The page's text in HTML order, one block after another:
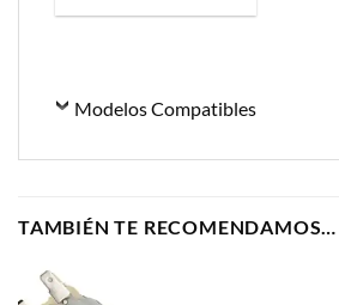
Modelos Compatibles
TAMBIÉN TE RECOMENDAMOS…